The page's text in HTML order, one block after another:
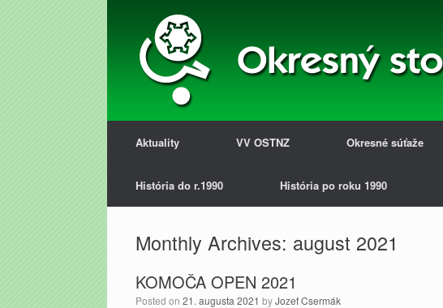
Aktuality VV OSTNZ Okresné súťaže
História do r.1990 História po roku 1990
Monthly Archives: august 2021
KOMOČA OPEN 2021
Posted on 21. augusta 2021 byJozef Csermák